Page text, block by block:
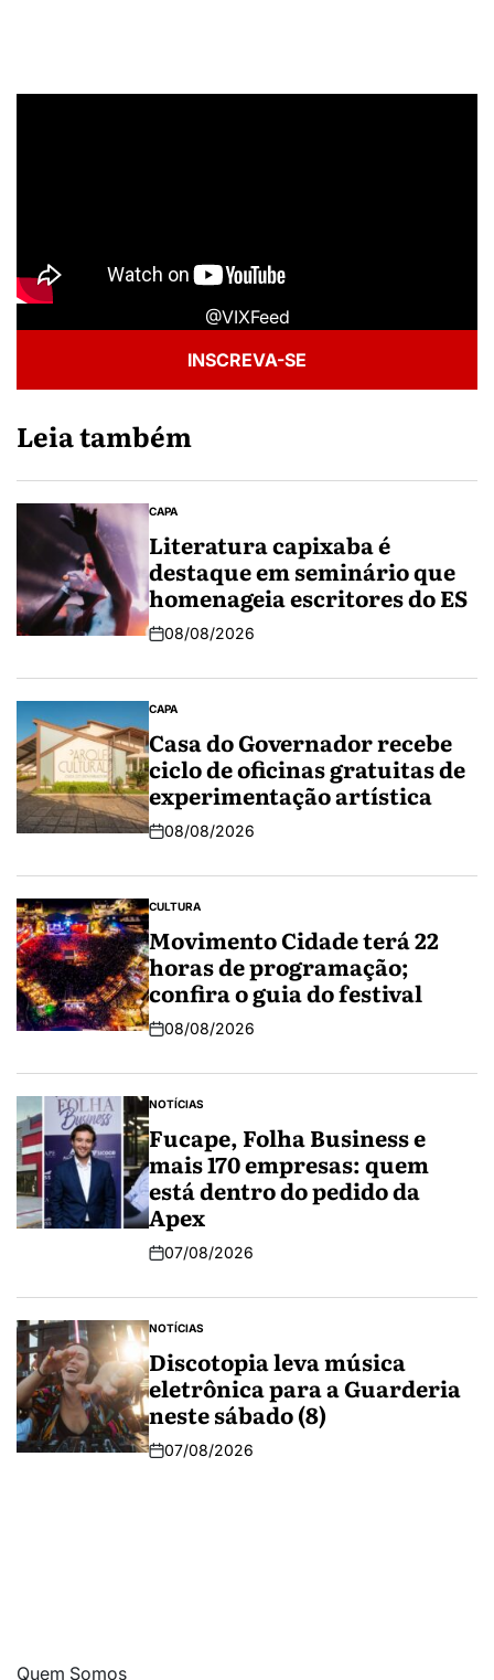
@VIXFeed
INSCREVA-SE
Leia também
CAPA
Literatura capixaba é
destaque em seminário que
homenageia escritores do ES
08/08/2026
CAPA
Casa do Governador recebe
ciclo de oficinas gratuitas de
experimentação artística
08/08/2026
CULTURA
Movimento Cidade terá 22
horas de programação;
confira o guia do festival
08/08/2026
NOTÍCIAS
Fucape, Folha Business e
mais 170 empresas: quem
está dentro do pedido da
Apex
07/08/2026
NOTÍCIAS
Discotopia leva música
eletrônica para a Guarderia
neste sábado (8)
07/08/2026
Quem Somos